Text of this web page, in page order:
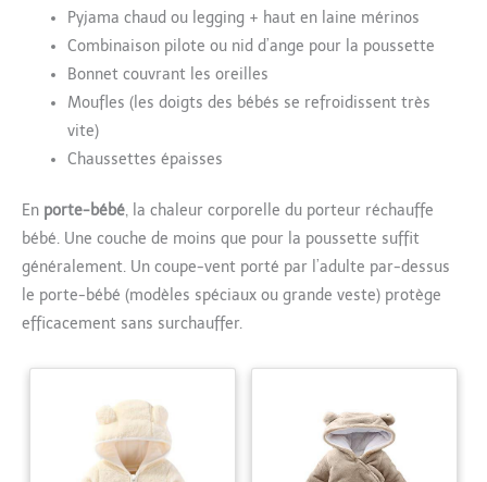
Pyjama chaud ou legging + haut en laine mérinos
Combinaison pilote ou nid d’ange pour la poussette
Bonnet couvrant les oreilles
Moufles (les doigts des bébés se refroidissent très
vite)
Chaussettes épaisses
En porte-bébé, la chaleur corporelle du porteur réchauffe
bébé. Une couche de moins que pour la poussette suffit
généralement. Un coupe-vent porté par l’adulte par-dessus
le porte-bébé (modèles spéciaux ou grande veste) protège
efficacement sans surchauffer.